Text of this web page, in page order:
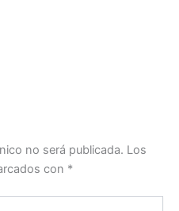
no será publicada. Los
con *